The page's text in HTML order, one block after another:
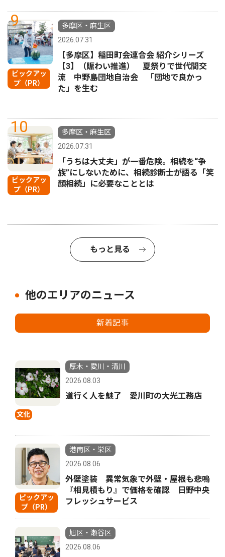
9
ピックアッ
プ（PR）
多摩区・麻生区
2026.07.31
【多摩区】稲田町会連合会 紹介シリーズ
【3】（賑わい推進） 夏祭りで世代間交
流 中野島団地自治会 「団地で良かっ
た」を生む
10
ピックアッ
プ（PR）
多摩区・麻生区
2026.07.31
「うちは大丈夫」が一番危険。相続を“争
族”にしないために、相続診断士が語る「笑
顔相続」に必要なこととは
もっと見る
他のエリアのニュース
新着記事
文化
厚木・愛川・清川
2026.08.03
道行く人を魅了 愛川町の大光工務店
ピックアッ
プ（PR）
港南区・栄区
2026.08.06
外壁塗装 異常気象で外壁・屋根も悲鳴
『相見積もり』で価格を確認 日野中央
フレッシュサービス
旭区・瀬谷区
2026.08.06